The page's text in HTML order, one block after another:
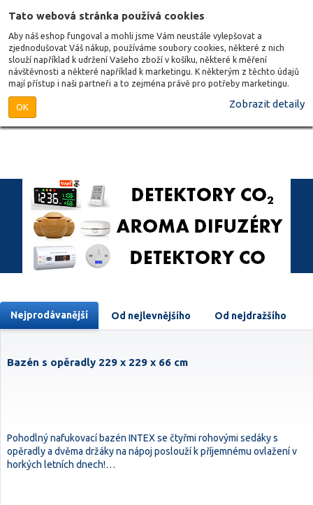
Tato webová stránka používá cookies
Aby náš eshop fungoval a mohli jsme Vám neustále vylepšovat a
zjednodušovat Váš nákup, používáme soubory cookies, některé z nich
slouží například k udržení Vašeho zboží v košíku, některé k měření
návštěvnosti a některé například k marketingu. K některým z těchto údajů
mají přístup i naši partneři a to zejména právě pro potřeby marketingu.
OK Zobrazit detaily
Nejprodávanější Od nejlevnějšího Od nejdražšího
Bazén s opěradly 229 x 229 x 66 cm
Pohodlný nafukovací bazén INTEX se čtyřmi rohovými sedáky s
opěradly a dvěma držáky na nápoj poslouží k příjemnému ovlažení v
horkých letních dnech!…